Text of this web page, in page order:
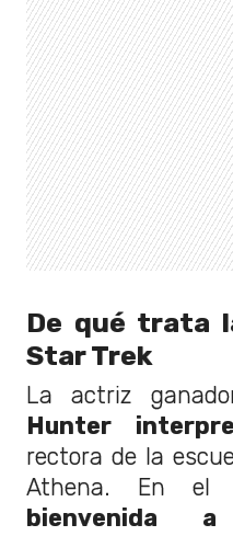
De qué trata
Star Trek
La actriz
Hunter
rectora de la
Athena. En el
bienvenida